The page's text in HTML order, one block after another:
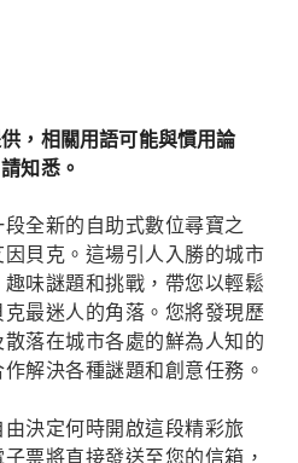
，相關用語可能與慣用論
知悉。
全新的自助式數位尋寶之
貝克。這場引人入勝的城市
味謎題和挑戰，帶您以輕鬆
最迷人的角落。您將發現歷
落在城市各處的鮮為人知的
解決各種謎題和創意任務。
決定何時開啟這段精彩旅
票將直接發送至您的信箱，